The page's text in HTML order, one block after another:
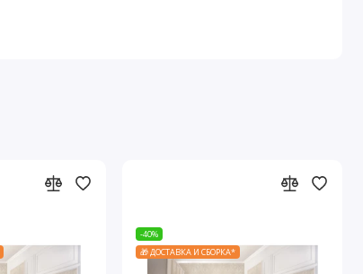
-40%
🎁 ДОСТАВКА И СБОРКА*